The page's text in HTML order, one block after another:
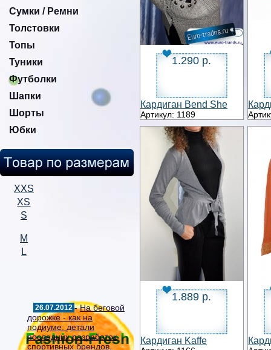
Сумки / Ремни
Толстовки
Топы
Туники
Футболки
Шапки
Шорты
Юбки
XXS
XS
S
M
L
26.07.2012 -На беговой
дорожке - как на
подиуме: детали
последних разработок
спортивных брендов.
1.290 р.
Кардиган Bend She
Артикул: 1189
1.889 р.
Кардиган Kaffe